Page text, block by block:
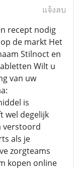
แจ้งลบ
recept nodig
de markt Het
Stilnoct en
Wilt u
van uw
is
wel degelijk
verstoord
als je
zorgteams
kopen online